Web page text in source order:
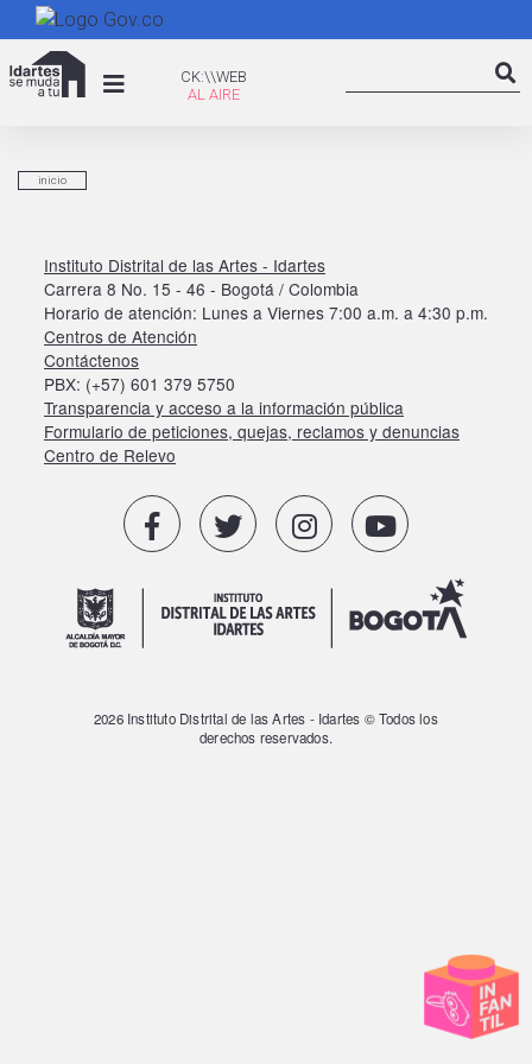
al
CK:\WEB
CK:\\WEB
inicio
Instituto Distrital de las Artes - Idartes
Carrera 8 No. 15 - 46 - Bogotá / Colombia
Horario de atención: Lunes a Viernes 7:00 a.m. a 4:30 p.m.
Centros de Atención
Contáctenos
PBX: (+57) 601 379 5750
Transparencia y acceso a la información pública
Formulario de peticiones, quejas, reclamos y denuncias
Centro de Relevo
2026 Instituto Distrital de las Artes - Idartes © Todos los
derechos reservados.